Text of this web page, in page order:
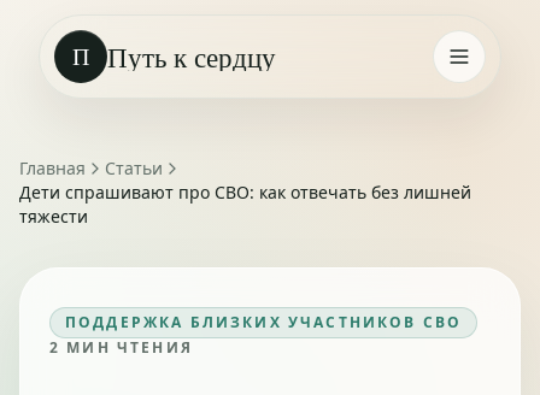
П Путь к сердцу
Главная
Статьи
Дети спрашивают про СВО: как отвечать без лишней
тяжести
ПОДДЕРЖКА БЛИЗКИХ УЧАСТНИКОВ СВО
2 МИН ЧТЕНИЯ